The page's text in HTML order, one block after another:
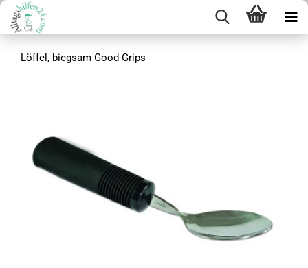
Löffel, biegsam Good Grips